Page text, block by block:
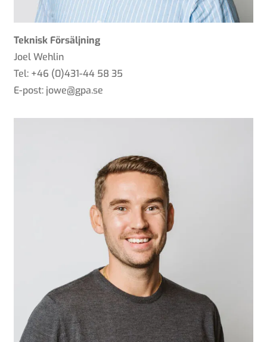
Teknisk Försäljning
Joel Wehlin
Tel: +46 (0)431-44 58 35
E-post: jowe@gpa.se